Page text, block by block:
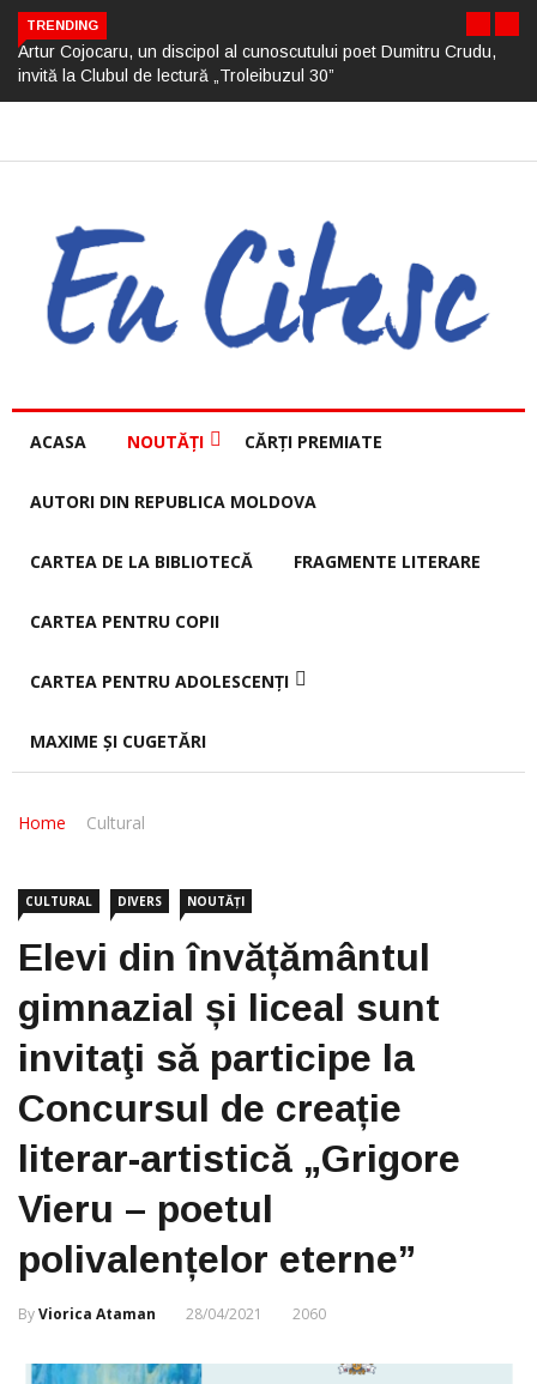
TRENDING
Artur Cojocaru, un discipol al cunoscutului poet Dumitru Crudu,
invită la Clubul de lectură „Troleibuzul 30”
ACASA NOUTĂȚI CĂRȚI PREMIATE
AUTORI DIN REPUBLICA MOLDOVA
CARTEA DE LA BIBLIOTECĂ FRAGMENTE LITERARE
CARTEA PENTRU COPII
CARTEA PENTRU ADOLESCENȚI
MAXIME ȘI CUGETĂRI
Home Cultural
CULTURAL DIVERS NOUTĂȚI
Elevi din învățământul
gimnazial și liceal sunt
invitaţi să participe la
Concursul de creație
literar-artistică „Grigore
Vieru – poetul
polivalențelor eterne”
ByViorica Ataman 28/04/2021 2060